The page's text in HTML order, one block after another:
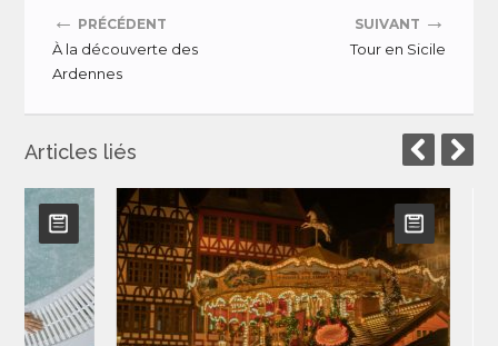
← PRÉCÉDENT
À la découverte des
Ardennes
SUIVANT →
Tour en Sicile
Articles liés